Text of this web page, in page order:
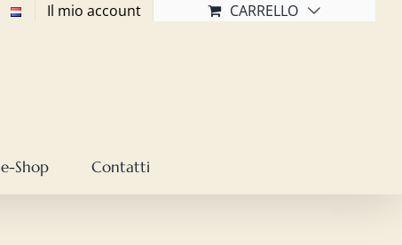
Il mio account CARRELLO
e-Shop Contatti